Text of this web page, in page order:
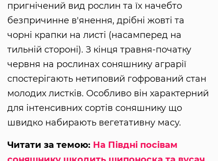
пригнічений вид рослин та їх начебто
безпричинне в'янення, дрібні жовті та
чорні крапки на листі (насамперед на
тильній стороні). З кінця травня-початку
червня на рослинах соняшнику аграрії
спостерігають нетиповий гофрований стан
молодих листків. Особливо він характерний
для інтенсивних сортів соняшнику що
швидко набирають вегетативну масу.
Читати за темою: На Півдні посівам